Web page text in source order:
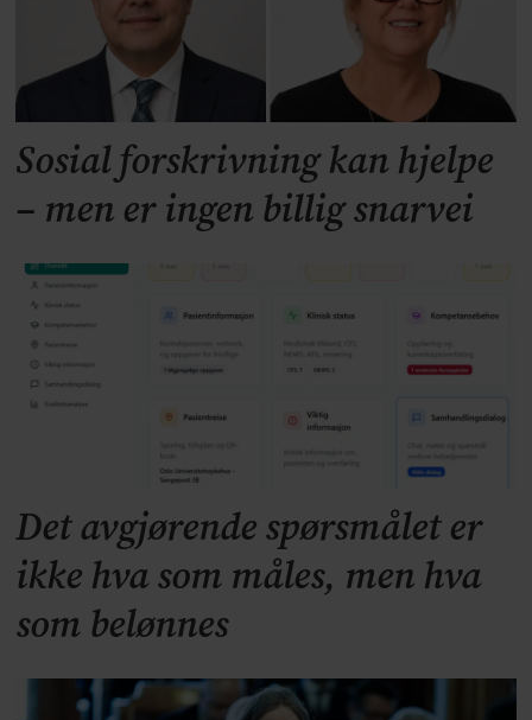
Sosial forskrivning kan hjelpe
– men er ingen billig snarvei
Det avgjørende spørsmålet er
ikke hva som måles, men hva
som belønnes